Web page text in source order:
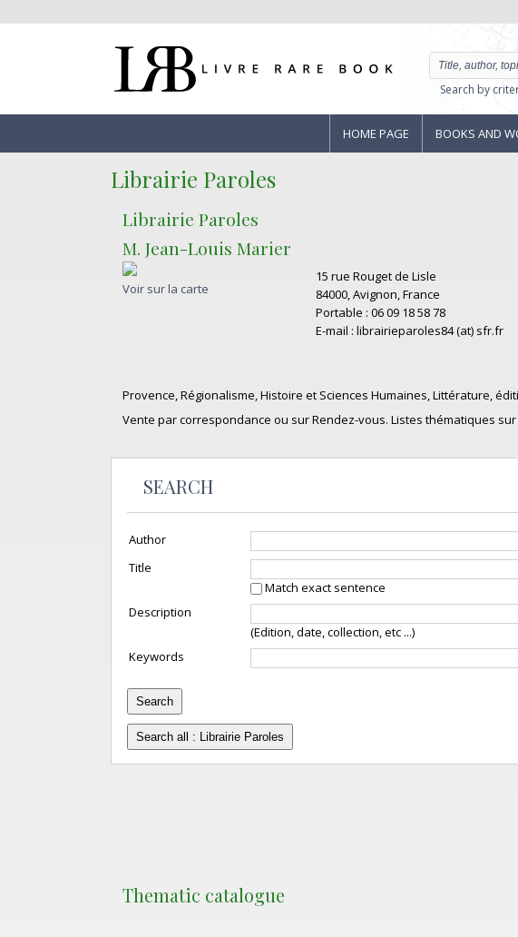
Search by
HOME PAGE BOOKS AND
Librairie Paroles
Librairie Paroles
M. Jean-Louis Marier
Voir sur la carte
15 rue Rouget de Lisle
84000, Avignon, France
Portable : 06 09 18 58 78
E-mail : librairieparoles84 (at) sfr.fr
Provence, Régionalisme, Histoire et Sciences Humaines, Littérature,
Vente par correspondance ou sur Rendez-vous. Listes thématiques
SEARCH
Author
Title
Match exact sentence
Description
(Edition, date, collection, etc ...)
Keywords
Thematic catalogue